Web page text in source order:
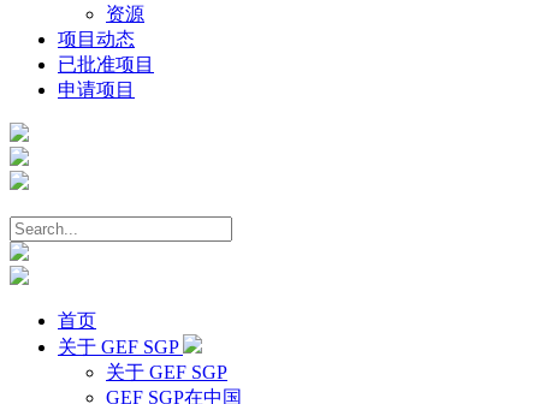
资源
项目动态
已批准项目
申请项目
首页
关于 GEF SGP
关于 GEF SGP
GEF SGP在中国